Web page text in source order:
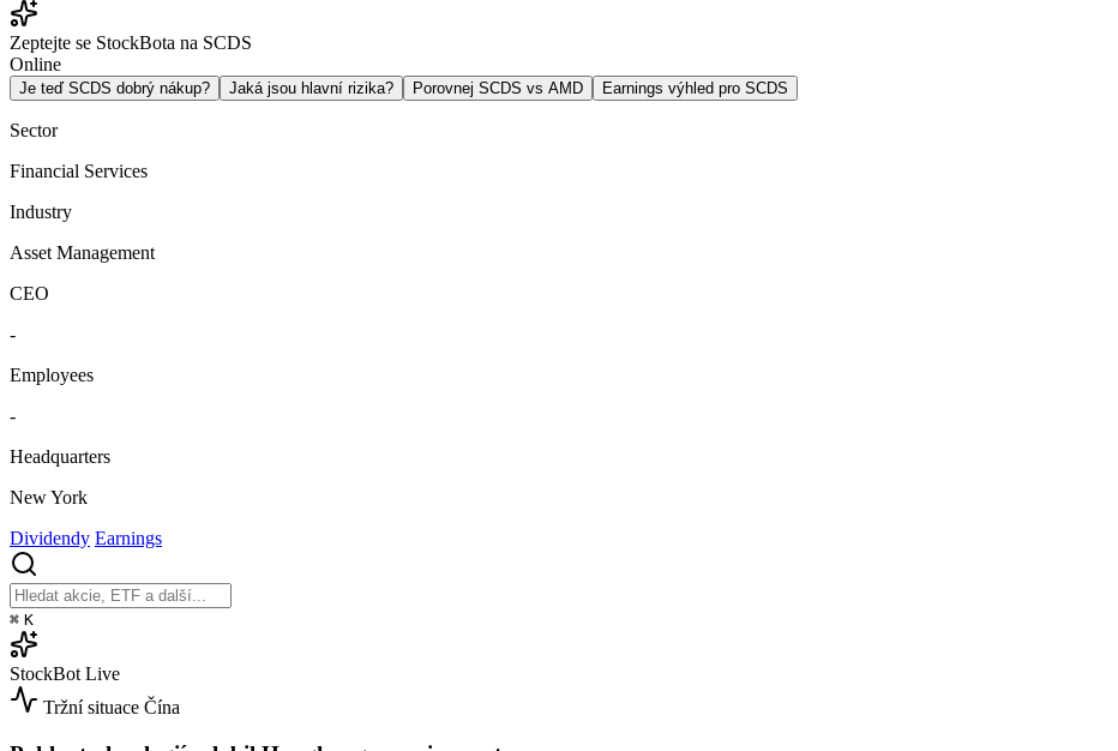
Zeptejte se StockBota na SCDS
Online
Je teď SCDS dobrý nákup? Jaká jsou hlavní rizika? Porovnej SCDS vs AMD Earnings výhled pro SCDS
Sector
Financial Services
Industry
Asset Management
CEO
-
Employees
-
Headquarters
New York
Dividendy Earnings
⌘ K
StockBot Live
Tržní situace Čína